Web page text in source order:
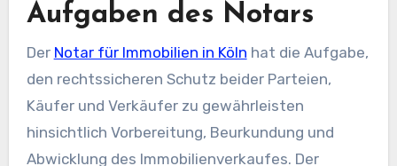
Aufgaben des Notars
Der Notar für Immobilien in Köln hat die Aufgabe,
den rechtssicheren Schutz beider Parteien,
Käufer und Verkäufer zu gewährleisten
hinsichtlich Vorbereitung, Beurkundung und
Abwicklung des Immobilienverkaufes. Der